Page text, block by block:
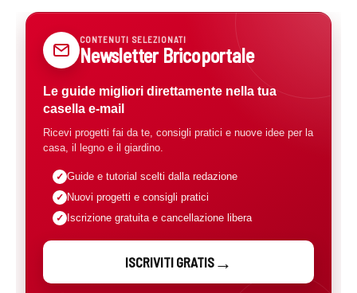
CONTENUTI SELEZIONATI
Newsletter Bricoportale
Le guide migliori direttamente nella tua
casella e-mail
Ricevi progetti fai da te, consigli pratici e nuove idee per la
casa, il legno e il giardino.
Guide e tutorial scelti dalla redazione
Nuovi progetti e consigli pratici
Iscrizione gratuita e cancellazione libera
ISCRIVITI GRATIS